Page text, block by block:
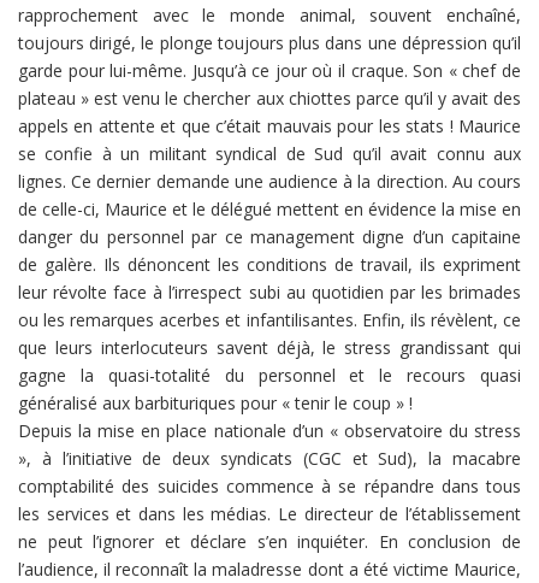
rapprochement avec le monde animal, souvent enchaîné,
toujours dirigé, le plonge toujours plus dans une dépression qu’il
garde pour lui-même. Jusqu’à ce jour où il craque. Son « chef de
plateau » est venu le chercher aux chiottes parce qu’il y avait des
appels en attente et que c’était mauvais pour les stats ! Maurice
se confie à un militant syndical de Sud qu’il avait connu aux
lignes. Ce dernier demande une audience à la direction. Au cours
de celle-ci, Maurice et le délégué mettent en évidence la mise en
danger du personnel par ce management digne d’un capitaine
de galère. Ils dénoncent les conditions de travail, ils expriment
leur révolte face à l’irrespect subi au quotidien par les brimades
ou les remarques acerbes et infantilisantes. Enfin, ils révèlent, ce
que leurs interlocuteurs savent déjà, le stress grandissant qui
gagne la quasi-totalité du personnel et le recours quasi
généralisé aux barbituriques pour « tenir le coup » !
Depuis la mise en place nationale d’un « observatoire du stress
», à l’initiative de deux syndicats (CGC et Sud), la macabre
comptabilité des suicides commence à se répandre dans tous
les services et dans les médias. Le directeur de l’établissement
ne peut l’ignorer et déclare s’en inquiéter. En conclusion de
l’audience, il reconnaît la maladresse dont a été victime Maurice,